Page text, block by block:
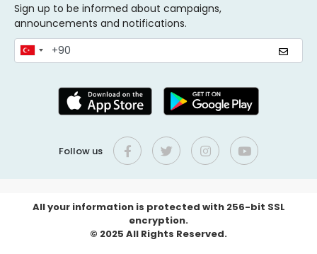
Sign up to be informed about campaigns,
announcements and notifications.
Follow us
All your information is protected with 256-bit SSL
encryption.
© 2025 All Rights Reserved.